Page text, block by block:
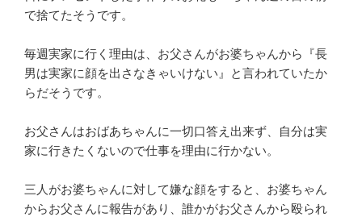
で捨てたそうです。
毎週実家に行く理由は、お父さんがお婆ちゃんから『長
男は実家に顔を出さなきゃいけない』と言われていたか
らだそうです。
お父さんはおばあちゃんに一切口答え出来ず、自分は実
家に行きたくないので仕事を理由に行かない。
三人がお婆ちゃんに対して嫌な顔をすると、お婆ちゃん
からお父さんに報告があり、誰かがお父さんから殴られ